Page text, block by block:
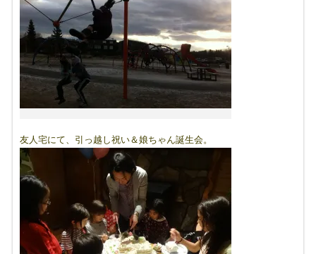
友人宅にて、引っ越し祝い＆娘ちゃん誕生会。